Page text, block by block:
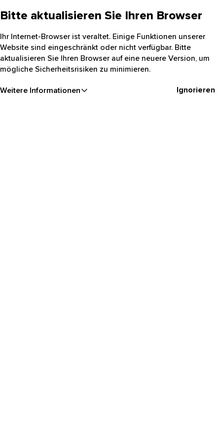
Bitte aktualisieren Sie Ihren Browser
Ihr Internet-Browser ist veraltet. Einige Funktionen unserer
Website sind eingeschränkt oder nicht verfügbar. Bitte
aktualisieren Sie Ihren Browser auf eine neuere Version, um
mögliche Sicherheitsrisiken zu minimieren.
Weitere Informationen Ignorieren